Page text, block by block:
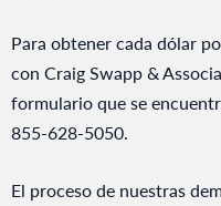
Para obtener cada dólar
con Craig Swapp &
formulario que se
855-628-5050.
El proceso de nuestras